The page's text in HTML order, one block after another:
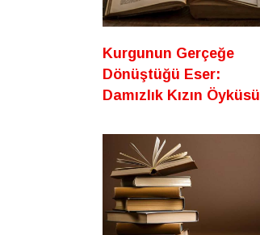
Kurgunun Gerçeğe
Dönüştüğü Eser:
Damızlık Kızın Öyküsü